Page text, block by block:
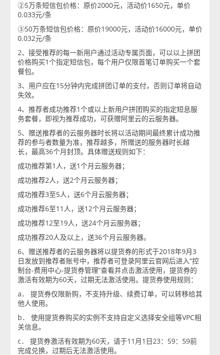
②5万条短信包价格：原价2000元，活动价1650元，单价
0.033元/条
③50万条短信包价格：原价19000元，活动价16000元，单价
0.032元/条
2、接受推荐的每一新用户通过活动专属页面，可以以上拼团
价格购买1个指定短信包，每个用户仅限首笔订单购买一个套
餐包。
3、用户应在15分钟内完成拼团订单的支付，否则订单将自动
失效。
4、推荐者成功推荐1个或以上新用户拼团购买的指定短息服
务套餐，即视为推荐成功，可获赠阿里云的云服务器。
5、赠送推荐者的云服务器时长将以活动期间最终累计成功推
荐的参与者数量为准，推荐越多，所赠送的服务器时长越
长，最高36个月封顶。具体赠送规则如下：
成功推荐第1人，送1个月云服务器；
成功推荐2人，送2个月云服务器；
成功推荐3至5人，送6个月云服务器；
成功推荐6至11人，送12个月云服务器；
成功推荐12至19人，送24个月云服务器；
成功推荐20人及以上，送36个月云服务器。
6、赠送推荐者的云服务器将以提货券的形式于2018年9月3
日发放到推荐者账号中，推荐者可登录阿里云官网后进入“控
制台-费用中心-提货券管理”查看并点击激活使用，提货券的
激活有效期为60天，过期无法激活使用。提货券使用规则：
a． 提货券仅限新购，不支持升级、续费订单，可以转移给其
他人使用。
b． 使用提货券购买的实例不支持自定义选择安全组等VPC相
关信息。
c． 提货券激活有效期为60天，请于11月1日23：59：59前
完成兑换，过期后无法激活使用。